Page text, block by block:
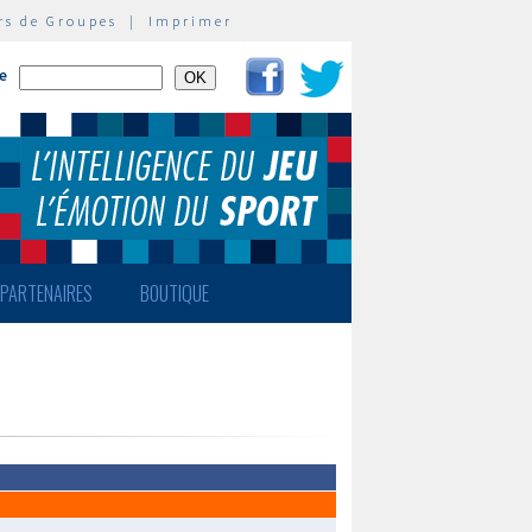
de Groupes | Imprimer
PARTENAIRES BOUTIQUE